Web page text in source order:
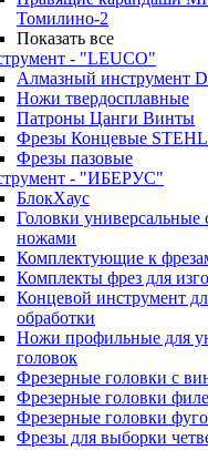
Томилино-2
Показать все
- "LEUCO"
Алмазный инструмент
Ножи твердосплавные
Патроны Цанги Винты
Фрезы Концевые
Фрезы пазовые
- "ИБЕРУС"
БлокХаус
Головки
ножами
Комплектующие к
Комплекты фрез для
Концевой инструмент
обработки
Ножи профильные для
головок
Фрезерные головки с
Фрезерные головки
Фрезерные головки
Фрезы для выборки